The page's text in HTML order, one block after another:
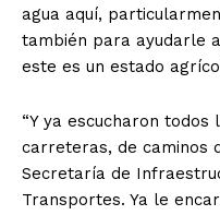
agua aquí,
también para ayudarle
este es un estado
“Y ya escucharon
carreteras, de caminos
Secretaría de
Transportes. Ya le